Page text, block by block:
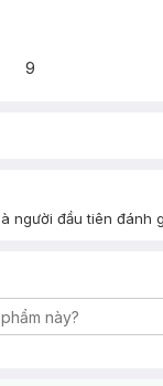
9
người đầu tiên đánh